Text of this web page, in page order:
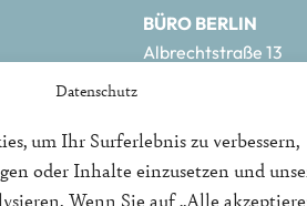
Datenschutz
um Ihr Surferlebnis zu verbessern,
oder Inhalte einzusetzen und
Wenn Sie auf „Alle
BÜRO BERLIN
Albrechtstraße 13
r21.de